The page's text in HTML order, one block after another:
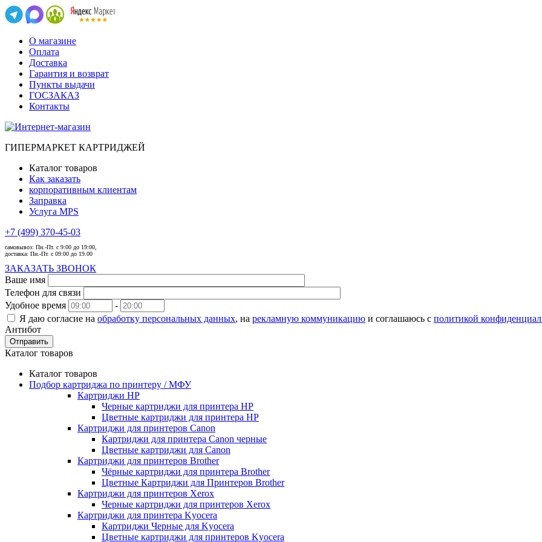
О магазине
Оплата
Доставка
Гарантия и возврат
Пункты выдачи
ГОСЗАКАЗ
Контакты
ГИПЕРМАРКЕТ КАРТРИДЖЕЙ
Каталог товаров
Как заказать
корпоративным клиентам
Заправка
Услуга MPS
+7 (499) 370-45-03
самовывоз: Пн.-Пт. с 9:00 до 19:00,
доставка: Пн.-Пт. с 09:00 до 19.00
ЗАКАЗАТЬ ЗВОНОК
Ваше имя
Телефон для связи
Удобное время
-
Я даю согласие на обработку персональных данных, на рекламную коммуникацию и соглашаюсь с политикой
Антибот
Отправить
Каталог товаров
Каталог товаров
Подбор картриджа по принтеру / МФУ
Картриджи HP
Черные картриджи для принтера HP
Цветные картриджи для принтера HP
Картриджи для принтеров Сanon
Картриджи для принтера Сanon черные
Цветные картриджи для Сanon
Картриджи для принтеров Brother
Чёрные картриджи для принтера Brother
Цветные Картриджи для Принтеров Brother
Картриджи для принтеров Xerox
Черные картриджи для принтеров Xerox
Картриджи для принтера Kyocera
Картриджи Черные для Kyocera
Цветные картриджи для принтеров Kyocera